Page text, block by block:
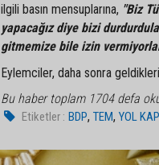
ilgili basın mensuplarına, "Biz
yapacağız diye bizi
gitmemize bile izin
Eylemciler, daha sonra
Bu haber toplam 1704 defa
Etiketler : BDP,TEM,YOL